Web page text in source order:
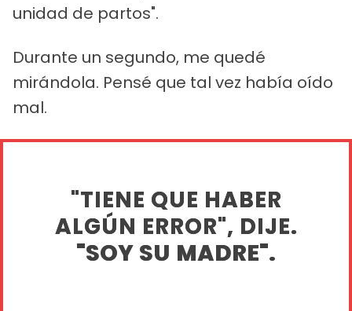
unidad de partos".
Durante un segundo, me quedé
mirándola. Pensé que tal vez había oído
mal.
"TIENE QUE HABER
ALGÚN ERROR", DIJE.
"SOY SU MADRE".